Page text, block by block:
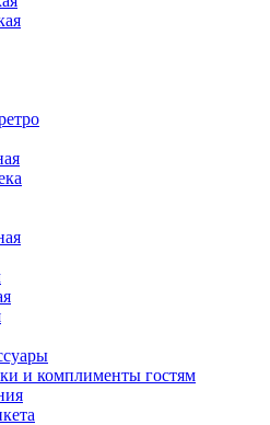
и комплименты гостям